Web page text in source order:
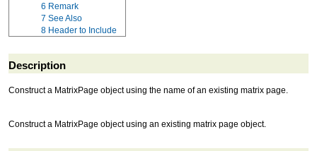
6 Remark
7 See Also
8 Header to Include
Description
Construct a MatrixPage object using the name of an existing matrix page.
Construct a MatrixPage object using an existing matrix page object.